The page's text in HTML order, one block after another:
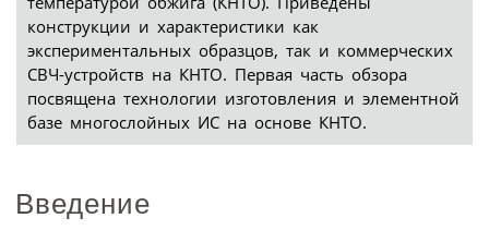
конструкции и характеристики как
экспериментальных образцов, так и коммерческих
СВЧ-устройств на КНТО. Первая часть обзора
посвящена технологии изготовления и элементной
базе многослойных ИС на основе КНТО.
Введение